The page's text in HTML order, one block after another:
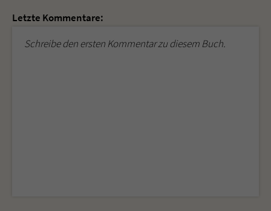
Letzte Kommentare:
Schreibe den ersten Kommentar zu diesem Buch.